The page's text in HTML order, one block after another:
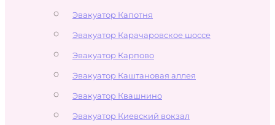
Эвакуатор Капотня
Эвакуатор Карачаровское шоссе
Эвакуатор Карпово
Эвакуатор Каштановая аллея
Эвакуатор Квашнино
Эвакуатор Киевский вокзал